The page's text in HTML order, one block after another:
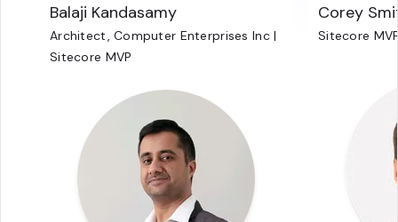
Balaji Kandasamy
Architect, Computer Enterprises Inc |
Sitecore MVP
Corey
Sitecore